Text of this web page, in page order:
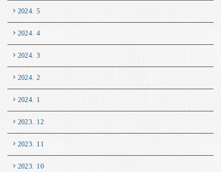
2024. 5
2024. 4
2024. 3
2024. 2
2024. 1
2023. 12
2023. 11
2023. 10